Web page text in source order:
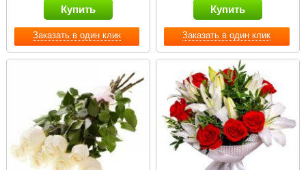
Заказать в один клик
Купить
Заказать в один клик
Купить